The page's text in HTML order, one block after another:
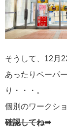
そうして、12月
あったりペーパ
り・・・。
個別のワークシ
確認してね➡